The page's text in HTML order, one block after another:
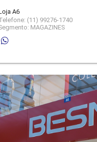
O QUE VOCÊ
filme
DA LOJA
A6
(11) 99276-1740
MAGAZINES